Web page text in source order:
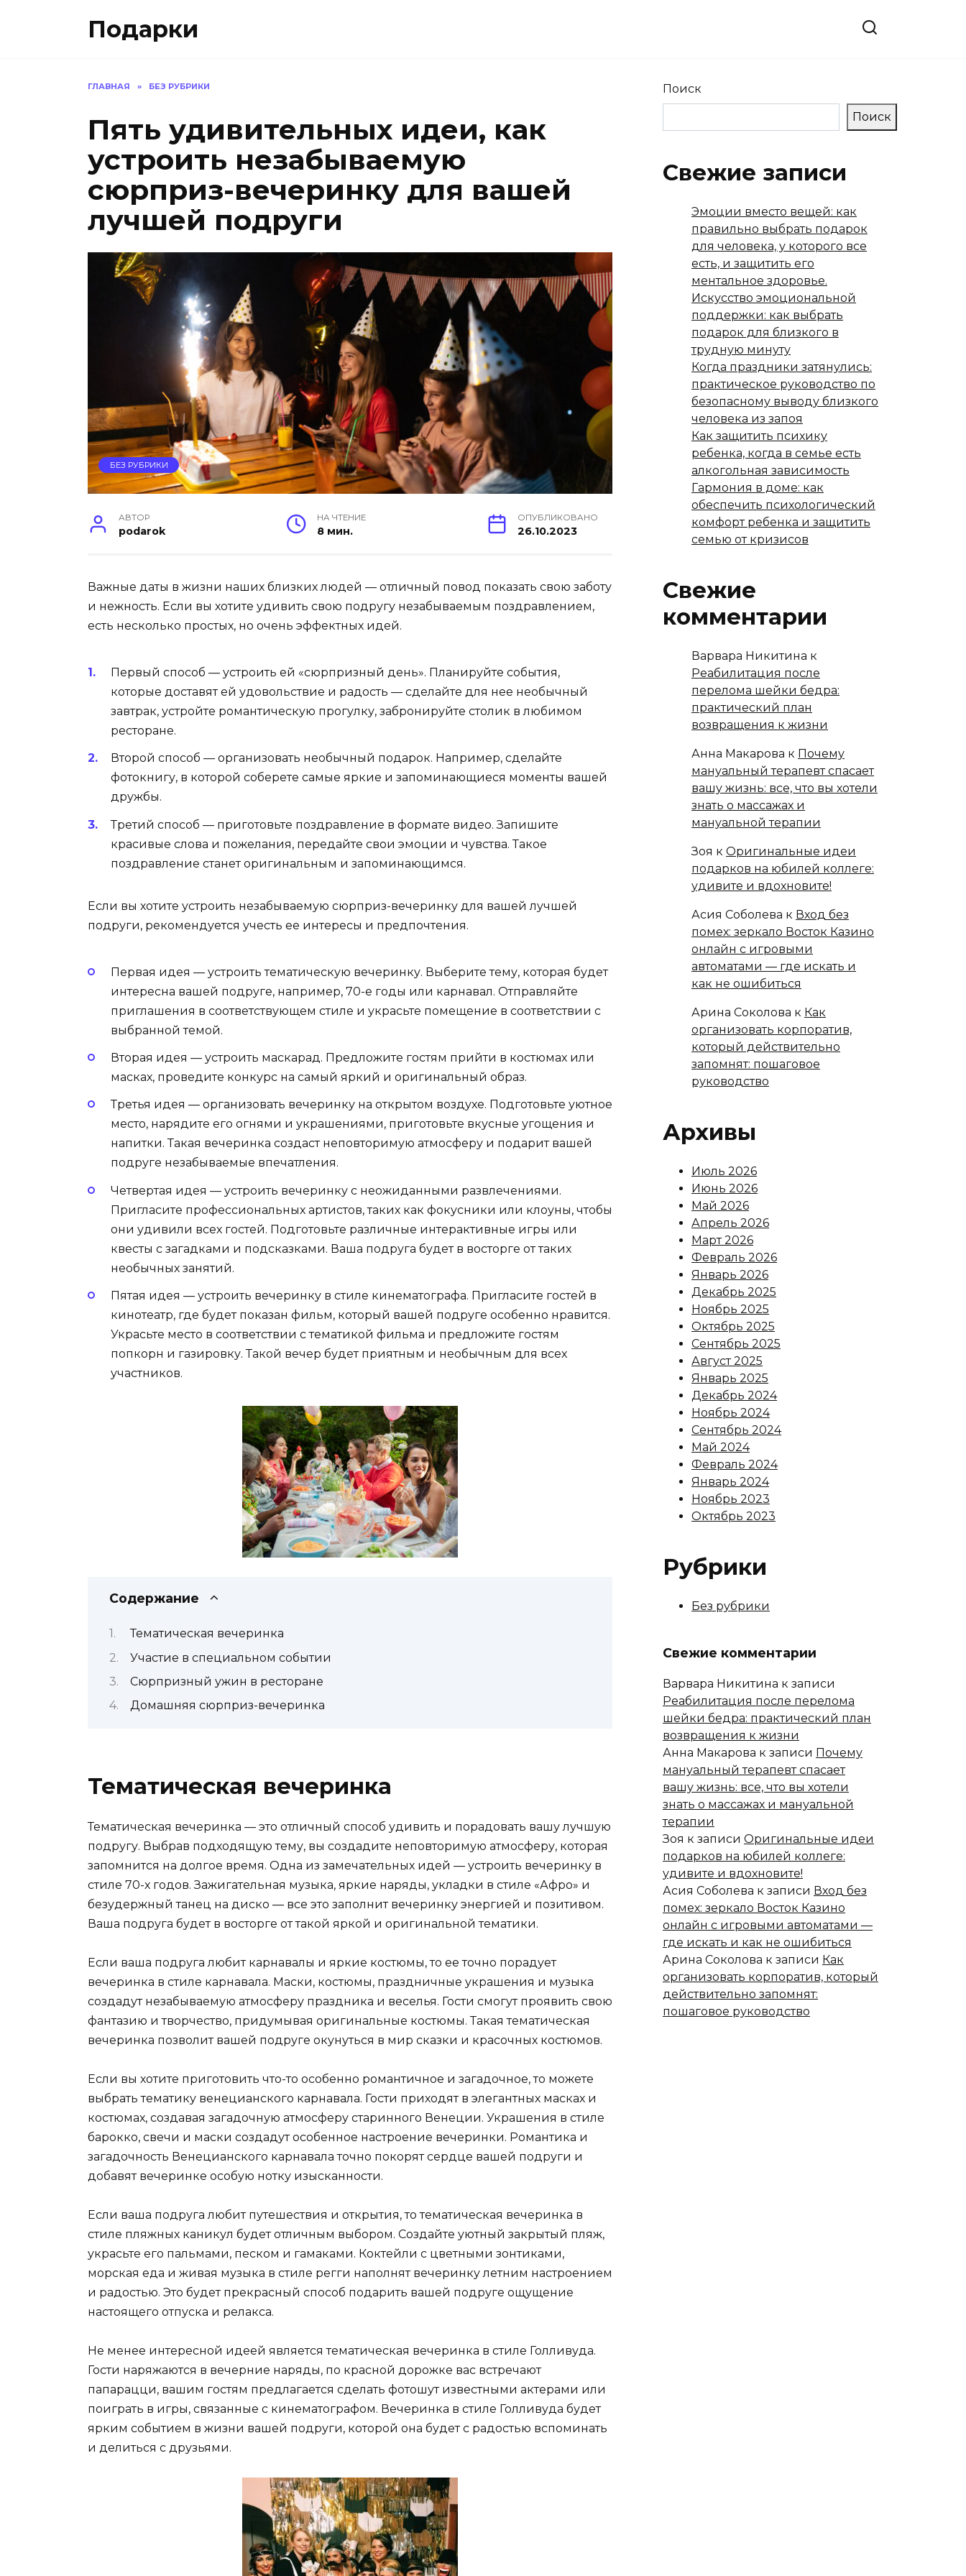
Подарки
ГЛАВНАЯ » БЕЗ РУБРИКИ
Пять удивительных идеи, как
устроить незабываемую
сюрприз-вечеринку для вашей
лучшей подруги
БЕЗ РУБРИКИ
АВТОР
podarok
НА ЧТЕНИЕ
8 мин.
ОПУБЛИКОВАНО
26.10.2023
Важные даты в жизни наших близких людей — отличный повод показать свою заботу
и нежность. Если вы хотите удивить свою подругу незабываемым поздравлением,
есть несколько простых, но очень эффектных идей.
Первый способ — устроить ей «сюрпризный день». Планируйте события,
которые доставят ей удовольствие и радость — сделайте для нее необычный
завтрак, устройте романтическую прогулку, забронируйте столик в любимом
ресторане.
Второй способ — организовать необычный подарок. Например, сделайте
фотокнигу, в которой соберете самые яркие и запоминающиеся моменты вашей
дружбы.
Третий способ — приготовьте поздравление в формате видео. Запишите
красивые слова и пожелания, передайте свои эмоции и чувства. Такое
поздравление станет оригинальным и запоминающимся.
Если вы хотите устроить незабываемую сюрприз-вечеринку для вашей лучшей
подруги, рекомендуется учесть ее интересы и предпочтения.
Первая идея — устроить тематическую вечеринку. Выберите тему, которая будет
интересна вашей подруге, например, 70-е годы или карнавал. Отправляйте
приглашения в соответствующем стиле и украсьте помещение в соответствии с
выбранной темой.
Вторая идея — устроить маскарад. Предложите гостям прийти в костюмах или
масках, проведите конкурс на самый яркий и оригинальный образ.
Третья идея — организовать вечеринку на открытом воздухе. Подготовьте уютное
место, нарядите его огнями и украшениями, приготовьте вкусные угощения и
напитки. Такая вечеринка создаст неповторимую атмосферу и подарит вашей
подруге незабываемые впечатления.
Четвертая идея — устроить вечеринку с неожиданными развлечениями.
Пригласите профессиональных артистов, таких как фокусники или клоуны, чтобы
они удивили всех гостей. Подготовьте различные интерактивные игры или
квесты с загадками и подсказками. Ваша подруга будет в восторге от таких
необычных занятий.
Пятая идея — устроить вечеринку в стиле кинематографа. Пригласите гостей в
кинотеатр, где будет показан фильм, который вашей подруге особенно нравится.
Украсьте место в соответствии с тематикой фильма и предложите гостям
попкорн и газировку. Такой вечер будет приятным и необычным для всех
участников.
Содержание
Тематическая вечеринка
Участие в специальном событии
Сюрпризный ужин в ресторане
Домашняя сюрприз-вечеринка
Тематическая вечеринка
Тематическая вечеринка — это отличный способ удивить и порадовать вашу лучшую
подругу. Выбрав подходящую тему, вы создадите неповторимую атмосферу, которая
запомнится на долгое время. Одна из замечательных идей — устроить вечеринку в
стиле 70-х годов. Зажигательная музыка, яркие наряды, укладки в стиле «Афро» и
безудержный танец на диско — все это заполнит вечеринку энергией и позитивом.
Ваша подруга будет в восторге от такой яркой и оригинальной тематики.
Если ваша подруга любит карнавалы и яркие костюмы, то ее точно порадует
вечеринка в стиле карнавала. Маски, костюмы, праздничные украшения и музыка
создадут незабываемую атмосферу праздника и веселья. Гости смогут проявить свою
фантазию и творчество, придумывая оригинальные костюмы. Такая тематическая
вечеринка позволит вашей подруге окунуться в мир сказки и красочных костюмов.
Если вы хотите приготовить что-то особенно романтичное и загадочное, то можете
выбрать тематику венецианского карнавала. Гости приходят в элегантных масках и
костюмах, создавая загадочную атмосферу старинного Венеции. Украшения в стиле
барокко, свечи и маски создадут особенное настроение вечеринки. Романтика и
загадочность Венецианского карнавала точно покорят сердце вашей подруги и
добавят вечеринке особую нотку изысканности.
Если ваша подруга любит путешествия и открытия, то тематическая вечеринка в
стиле пляжных каникул будет отличным выбором. Создайте уютный закрытый пляж,
украсьте его пальмами, песком и гамаками. Коктейли с цветными зонтиками,
морская еда и живая музыка в стиле регги наполнят вечеринку летним настроением
и радостью. Это будет прекрасный способ подарить вашей подруге ощущение
настоящего отпуска и релакса.
Не менее интересной идеей является тематическая вечеринка в стиле Голливуда.
Гости наряжаются в вечерние наряды, по красной дорожке вас встречают
папарацци, вашим гостям предлагается сделать фотошут известными актерами или
поиграть в игры, связанные с кинематографом. Вечеринка в стиле Голливуда будет
ярким событием в жизни вашей подруги, которой она будет с радостью вспоминать
и делиться с друзьями.
Поиск
Поиск
Свежие записи
Эмоции вместо вещей: как
правильно выбрать подарок
для человека, у которого все
есть, и защитить его
ментальное здоровье.
Искусство эмоциональной
поддержки: как выбрать
подарок для близкого в
трудную минуту
Когда праздники затянулись:
практическое руководство по
безопасному выводу близкого
человека из запоя
Как защитить психику
ребенка, когда в семье есть
алкогольная зависимость
Гармония в доме: как
обеспечить психологический
комфорт ребенка и защитить
семью от кризисов
Свежие
комментарии
Варвара Никитина к
Реабилитация после
перелома шейки бедра:
практический план
возвращения к жизни
Анна Макарова к Почему
мануальный терапевт спасает
вашу жизнь: все, что вы хотели
знать о массажах и
мануальной терапии
Зоя к Оригинальные идеи
подарков на юбилей коллеге:
удивите и вдохновите!
Асия Соболева к Вход без
помех: зеркало Восток Казино
онлайн с игровыми
автоматами — где искать и
как не ошибиться
Арина Соколова к Как
организовать корпоратив,
который действительно
запомнят: пошаговое
руководство
Архивы
Июль 2026
Июнь 2026
Май 2026
Апрель 2026
Март 2026
Февраль 2026
Январь 2026
Декабрь 2025
Ноябрь 2025
Октябрь 2025
Сентябрь 2025
Август 2025
Январь 2025
Декабрь 2024
Ноябрь 2024
Сентябрь 2024
Май 2024
Февраль 2024
Январь 2024
Ноябрь 2023
Октябрь 2023
Рубрики
Без рубрики
Свежие комментарии
Варвара Никитина к записи
Реабилитация после перелома
шейки бедра: практический план
возвращения к жизни
Анна Макарова к записи Почему
мануальный терапевт спасает
вашу жизнь: все, что вы хотели
знать о массажах и мануальной
терапии
Зоя к записи Оригинальные идеи
подарков на юбилей коллеге:
удивите и вдохновите!
Асия Соболева к записи Вход без
помех: зеркало Восток Казино
онлайн с игровыми автоматами —
где искать и как не ошибиться
Арина Соколова к записи Как
организовать корпоратив, который
действительно запомнят:
пошаговое руководство